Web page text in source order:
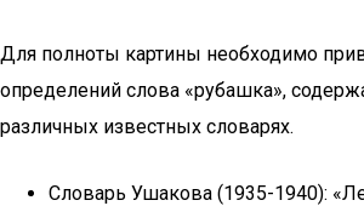
Для полноты картины необходимо
определений слова «рубашка»,
различных известных словарях.
Словарь Ушакова (1935-1940):